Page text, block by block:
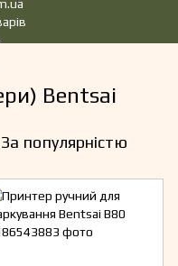
Bentsai
За популярністю